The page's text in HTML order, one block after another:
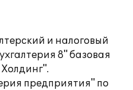
и налоговый
8" базовая
предприятия" по